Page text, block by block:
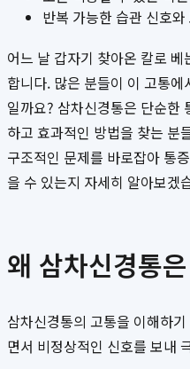
반복 가능한 습관 신호
어느 날 갑자기 찾아온 칼로
합니다. 많은 분들이 이 고통
일까요? 삼차신경통은 단순한
하고 효과적인 방법을 찾는 분
구조적인 문제를 바로잡아 통
을 수 있는지 자세히 알아보겠
왜 삼차신경통
삼차신경통의 고통을 이해하
면서 비정상적인 신호를 보내